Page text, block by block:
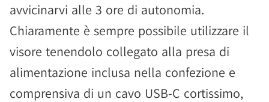
avvicinarvi alle 3 ore di autonomia.
Chiaramente è sempre possibile utilizzare il
visore tenendolo collegato alla presa di
alimentazione inclusa nella confezione e
comprensiva di un cavo USB-C cortissimo,